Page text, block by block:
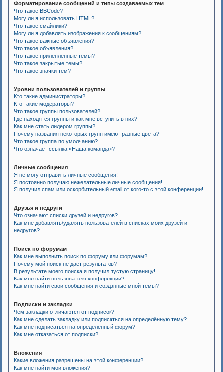
Форматирование сообщений и типы создаваемых тем
Что такое BBCode?
Могу ли я использовать HTML?
Что такое смайлики?
Могу ли я добавлять изображения к сообщениям?
Что такое важные объявления?
Что такое объявления?
Что такое прилепленные темы?
Что такое закрытые темы?
Что такое значки тем?
Уровни пользователей и группы
Кто такие администраторы?
Кто такие модераторы?
Что такое группы пользователей?
Где находятся группы и как мне вступить в них?
Как мне стать лидером группы?
Почему названия некоторых групп имеют разные цвета?
Что такое группа по умолчанию?
Что означает ссылка «Наша команда»?
Личные сообщения
Я не могу отправить личные сообщения!
Я постоянно получаю нежелательные личные сообщения!
Я получил спам или оскорбительный email от кого-то с этой конференции!
Друзья и недруги
Что означают списки друзей и недругов?
Как мне добавлять/удалять пользователей в списках моих друзей и
недругов?
Поиск по форумам
Как мне выполнить поиск по форуму или форумам?
Почему мой поиск не даёт результатов?
В результате моего поиска я получил пустую страницу!
Как мне найти пользователя конференции?
Как мне найти свои сообщения и созданные мной темы?
Подписки и закладки
Чем закладки отличаются от подписок?
Как мне сделать закладку или подписаться на определённую тему?
Как мне подписаться на определённый форум?
Как мне отказаться от подписки?
Вложения
Какие вложения разрешены на этой конференции?
Как мне найти мои вложения?